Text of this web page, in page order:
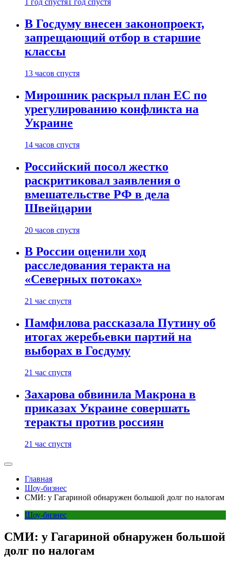
1 год спустя 1 год спустя
В Госдуму внесен законопроект,
запрещающий отбор в старшие
классы
13 часов спустя
Мирошник раскрыл план ЕС по
урегулированию конфликта на
Украине
14 часов спустя
Российский посол жестко
раскритиковал заявления о
вмешательстве РФ в дела
Швейцарии
20 часов спустя
В России оценили ход
расследования теракта на
«Северных потоках»
21 час спустя
Памфилова рассказала Путину об
итогах жеребьевки партий на
выборах в Госдуму
21 час спустя
Захарова обвинила Макрона в
приказах Украине совершать
теракты против россиян
21 час спустя
Главная
Шоу-бизнес
СМИ: у Гагариной обнаружен большой долг по налогам
Шоу-бизнес
СМИ: у Гагариной обнаружен большой
долг по налогам